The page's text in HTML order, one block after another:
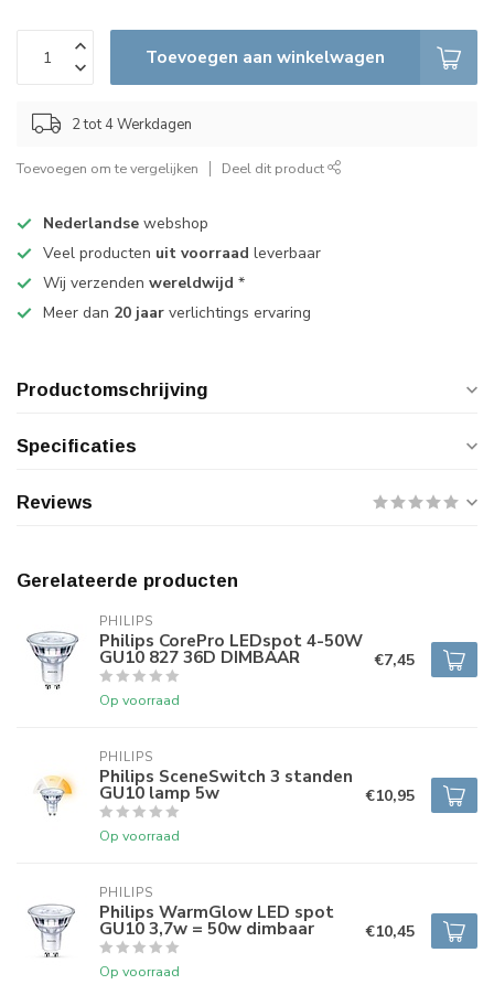
Toevoegen aan winkelwagen
2 tot 4 Werkdagen
Toevoegen om te vergelijken Deel dit product
Nederlandse webshop
Veel producten uit voorraad leverbaar
Wij verzenden wereldwijd *
Meer dan 20 jaar verlichtings ervaring
Productomschrijving
Specificaties
Reviews
Gerelateerde producten
PHILIPS
Philips CorePro LEDspot 4-50W
GU10 827 36D DIMBAAR
Op voorraad
€7,45
PHILIPS
Philips SceneSwitch 3 standen
GU10 lamp 5w
Op voorraad
€10,95
PHILIPS
Philips WarmGlow LED spot
GU10 3,7w = 50w dimbaar
Op voorraad
€10,45